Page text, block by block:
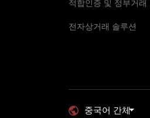
적합인증 및 정부거래
전자상거래 솔루션
중국어 간체